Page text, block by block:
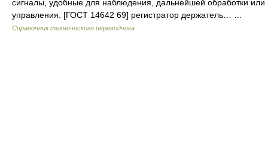
сигналы, удобные для наблюдения, дальнейшей обработки или
управления. [ГОСТ 14642 69] регистратор держатель… …
Справочник технического переводчика